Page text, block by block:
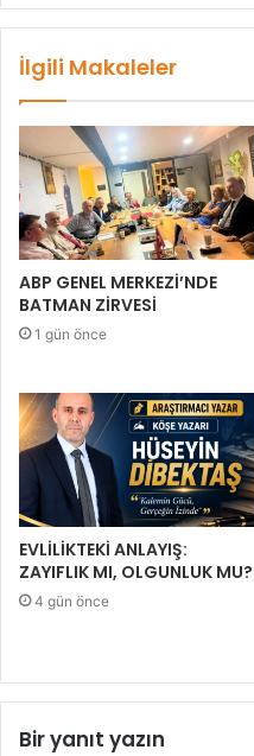
İlgili Makaleler
ABP GENEL MERKEZİ’NDE
BATMAN ZİRVESİ
1 gün önce
EVLİLİKTEKİ ANLAYIŞ:
ZAYIFLIK MI, OLGUNLUK MU?
4 gün önce
Bir yanıt yazın